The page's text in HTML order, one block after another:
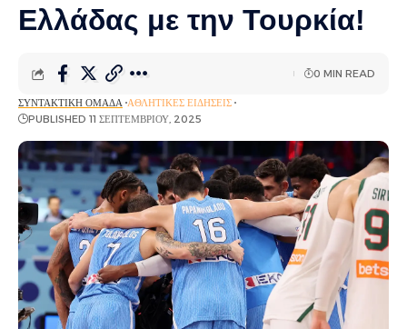
Ελλάδας με την Τουρκία!
ΣΥΝΤΑΚΤΙΚΉ ΟΜΆΔΑ ΑΘΛΗΤΙΚΈΣ ΕΙΔΉΣΕΙΣ
PUBLISHED 11 ΣΕΠΤΕΜΒΡΊΟΥ, 2025
0 MIN READ